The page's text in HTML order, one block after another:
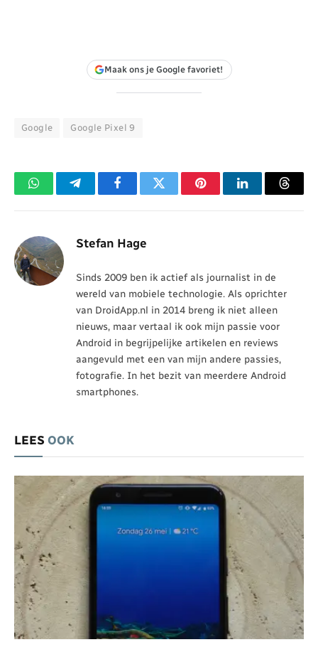
Maak ons je Google favoriet!
Google Google Pixel 9
WhatsAppTelegramFacebookTwitter PinterestLinkedIn
Stefan Hage
Sinds 2009 ben ik actief als journalist in de
wereld van mobiele technologie. Als oprichter
van DroidApp.nl in 2014 breng ik niet alleen
nieuws, maar vertaal ik ook mijn passie voor
Android in begrijpelijke artikelen en reviews
aangevuld met een van mijn andere passies,
fotografie. In het bezit van meerdere Android
smartphones.
LEES OOK